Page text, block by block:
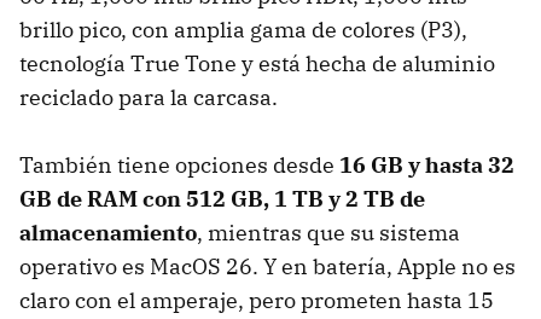
brillo pico, con amplia gama de colores (P3),
tecnología True Tone y está hecha de aluminio
reciclado para la carcasa.
También tiene opciones desde 16 GB y hasta 32
GB de RAM con 512 GB, 1 TB y 2 TB de
almacenamiento, mientras que su sistema
operativo es MacOS 26. Y en batería, Apple no es
claro con el amperaje, pero prometen hasta 15